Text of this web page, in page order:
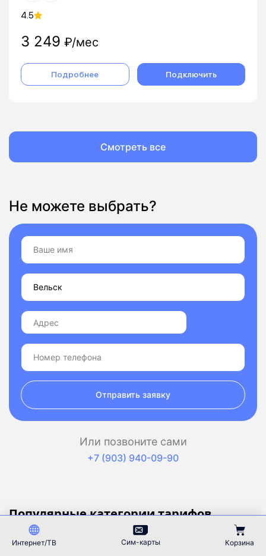
Не можете выбрать?
Отправить заявку
Или позвоните сами
+7 (903) 940-09-90
4.5
3 249 ₽/мес
Подробнее Подключить
Смотреть все
Популярные категории тарифов
По типу тарифа
Интернет/ТВ Сим-карты Корзина